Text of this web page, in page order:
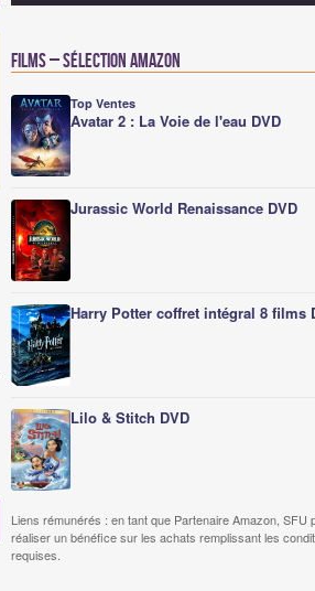
Films – Sélection Amazon
Top Ventes
Avatar 2 : La Voie de l'eau DVD
Jurassic World Renaissance DVD
Harry Potter coffret intégral 8 films
Lilo & Stitch DVD
Liens rémunérés : en tant que Partenaire Amazon, SFU
réaliser un bénéfice sur les achats remplissant les
requises.